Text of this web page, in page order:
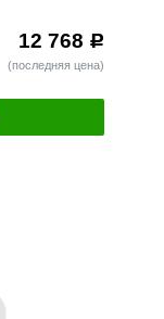
12 768 Р
(последняя цена)